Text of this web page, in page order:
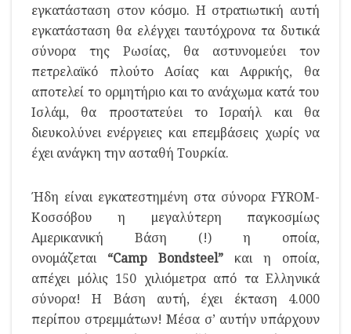
εγκατάσταση στον κόσμο. Η στρατιωτική αυτή
εγκατάσταση θα ελέγχει ταυτόχρονα τα δυτικά
σύνορα της Ρωσίας, θα αστυνομεύει τον
πετρελαϊκό πλούτο Ασίας και Αφρικής, θα
αποτελεί το ορμητήριο και το ανάχωμα κατά του
Ισλάμ, θα προστατεύει το Ισραήλ και θα
διευκολύνει ενέργειες και επεμβάσεις χωρίς να
έχει ανάγκη την ασταθή Τουρκία.
Ήδη είναι εγκατεστημένη στα σύνορα FYROM-
Κοσσόβου η μεγαλύτερη παγκοσμίως
Αμερικανική Βάση (!) η οποία,
ονομάζεται “Camp Bondsteel” και η οποία,
απέχει μόλις 150 χιλιόμετρα από τα Ελληνικά
σύνορα! Η Βάση αυτή, έχει έκταση 4.000
περίπου στρεμμάτων! Μέσα σ’ αυτήν υπάρχουν